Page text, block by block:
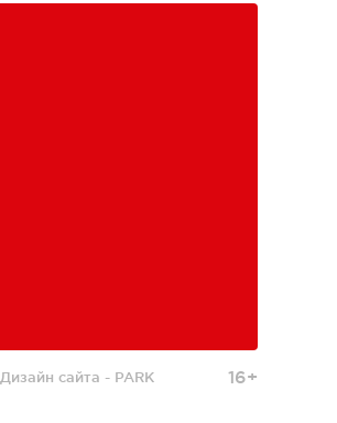
Дизайн сайта - PARK 16+